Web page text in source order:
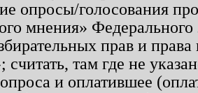
опросы/голосования
мнения»
прав и
там где не
и оплатившее